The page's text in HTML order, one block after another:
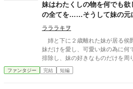
妹はわたくしの物を何でも
の全てを……そうして妹の元
しょう？
ラララキヲ
姉と下に２歳離れた妹が居る
妹だけを愛し、可愛い妹の為に
排除し、妹の好きなものだけを
のような別邸』を作り、妹はその中で
のお城には入れない。 本邸で使
ファンタジー 完結 短編